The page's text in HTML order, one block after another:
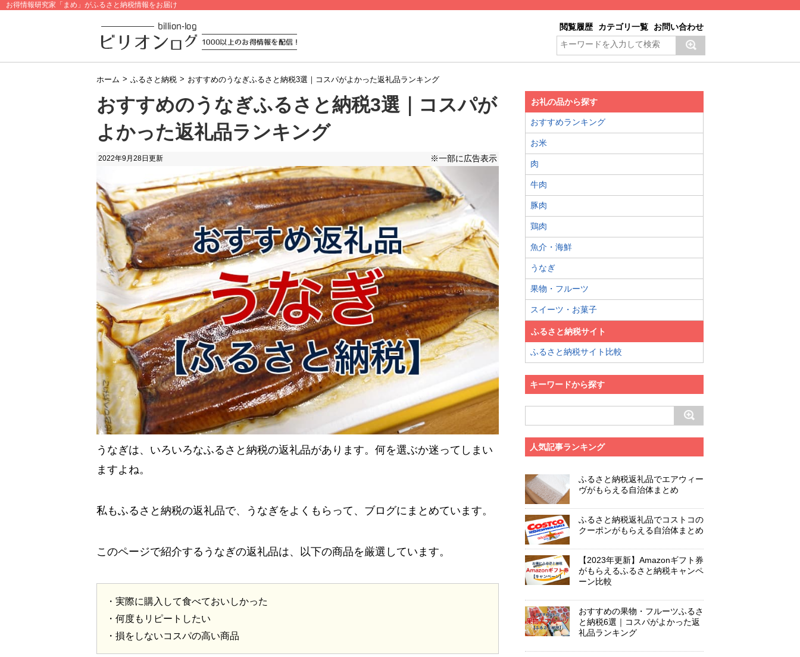
お得情報研究家「まめ」がふるさと納税情報をお届け
閲覧履歴 カテゴリ一覧 お問い合わせ
ホーム > ふるさと納税 > おすすめのうなぎふるさと納税3選｜コスパがよかった返礼品ランキング
おすすめのうなぎふるさと納税3選｜コスパが
よかった返礼品ランキング
2022年9月28日 更新 ※一部に広告表示
うなぎは、いろいろなふるさと納税の返礼品があります。何を選ぶか迷ってしまい
ますよね。
私もふるさと納税の返礼品で、うなぎをよくもらって、ブログにまとめています。
このページで紹介するうなぎの返礼品は、以下の商品を厳選しています。
・実際に購入して食べておいしかった
・何度もリピートしたい
・損をしないコスパの高い商品
お礼の品から探す
おすすめランキング
お米
肉
牛肉
豚肉
鶏肉
魚介・海鮮
うなぎ
果物・フルーツ
スイーツ・お菓子
ふるさと納税サイト
ふるさと納税サイト比較
キーワードから探す
人気記事ランキング
ふるさと納税返礼品でエアウィー
ヴがもらえる自治体まとめ
ふるさと納税返礼品でコストコの
クーポンがもらえる自治体まとめ
【2023年更新】Amazonギフト券
がもらえるふるさと納税キャンペ
ーン比較
おすすめの果物・フルーツふるさ
と納税6選｜コスパがよかった返
礼品ランキング